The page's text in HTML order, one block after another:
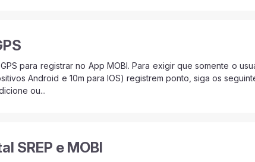
para registrar no App MOBI. Para exigir que somente o
Android e 10m para IOS) registrem ponto, siga os
ou...
SREP e MOBI